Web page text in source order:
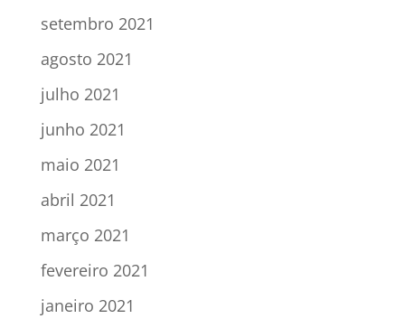
setembro 2021
agosto 2021
julho 2021
junho 2021
maio 2021
abril 2021
março 2021
fevereiro 2021
janeiro 2021